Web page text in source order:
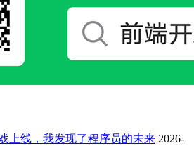
上线，我发现了程序员的未来 2026-